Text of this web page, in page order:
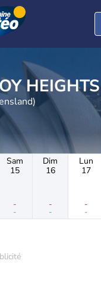
HEIGHTS
Sam
15
-
-
Dim
16
-
-
Lun
17
-
-